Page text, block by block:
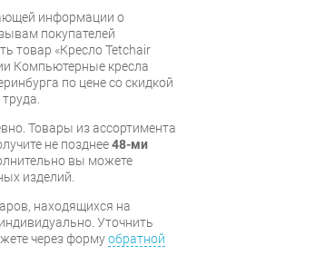
информации о
покупателей
товар «Кресло Tetchair
Компьютерные кресла
по цене со скидкой
Товары из ассортимента
не позднее48-ми
вы можете
изделий.
находящихся на
Уточнить
через формуобратной